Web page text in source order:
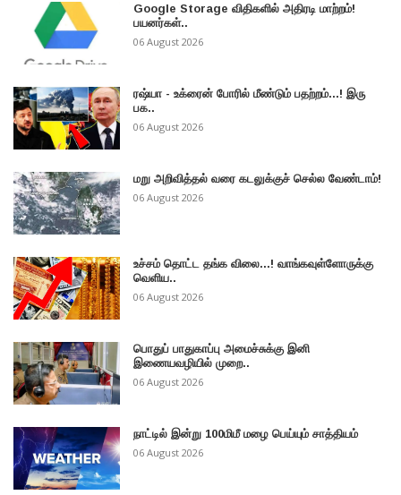
Google Storage விதிகளில் அதிரடி மாற்றம்!
பயனர்கள்..
06 August 2026
ரஷ்யா - உக்ரைன் போரில் மீண்டும் பதற்றம்...! இரு
பக..
06 August 2026
மறு அறிவித்தல் வரை கடலுக்குச் செல்ல வேண்டாம்!
06 August 2026
உச்சம் தொட்ட தங்க விலை...! வாங்கவுள்ளோருக்கு
வெளிய..
06 August 2026
பொதுப் பாதுகாப்பு அமைச்சுக்கு இனி
இணையவழியில் முறை..
06 August 2026
நாட்டில் இன்று 100மிமீ மழை பெய்யும் சாத்தியம்
06 August 2026